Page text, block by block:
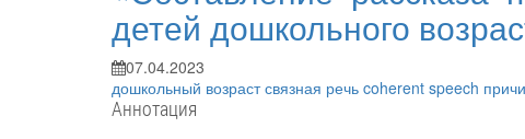
детей дошкольного
07.04.2023
дошкольный возрастсвязная речь coherent speech
Аннотация